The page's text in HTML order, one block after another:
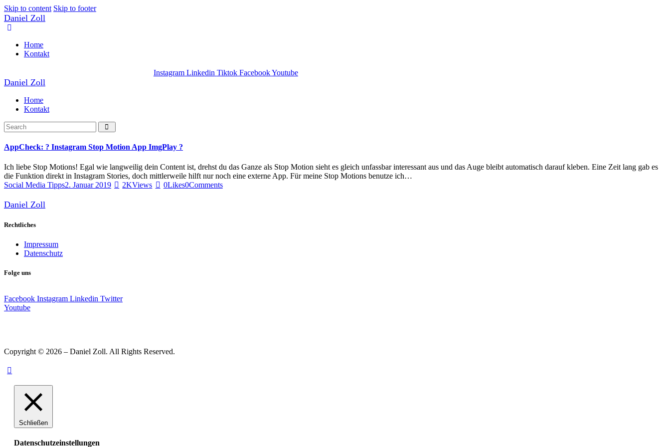
Skip to content Skip to footer
Daniel Zoll
Home
Kontakt
Instagram Linkedin Tiktok FacebookYoutube
Daniel Zoll
Home
Kontakt
AppCheck: ? Instagram Stop Motion App ImgPlay ?
Ich liebe Stop Motions! Egal wie langweilig dein Content ist, drehst du das Ganze als Stop Motion sieht es gleich unfassbar interessant aus und das Auge bleibt automatisch darauf kleben. Eine Zeit lang gab es
die Funktion direkt in Instagram Stories, doch mittlerweile hilft nur noch eine externe App. Für meine Stop Motions benutze ich…
Social Media Tipps2. Januar 2019 2KViews 0Likes0Comments
Daniel Zoll
Rechtliches
Impressum
Datenschutz
Folge uns
Facebook Instagram Linkedin Twitter
Youtube
Copyright © 2026 – Daniel Zoll. All Rights Reserved.
Schließen
Datenschutzeinstellungen